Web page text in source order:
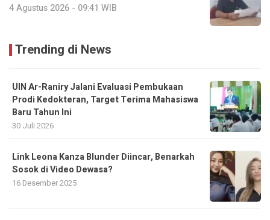
4 Agustus 2026 - 09:41 WIB
Trending di News
UIN Ar-Raniry Jalani Evaluasi Pembukaan
Prodi Kedokteran, Target Terima Mahasiswa
Baru Tahun Ini
30 Juli 2026
Link Leona Kanza Blunder Diincar, Benarkah
Sosok di Video Dewasa?
16 Desember 2025